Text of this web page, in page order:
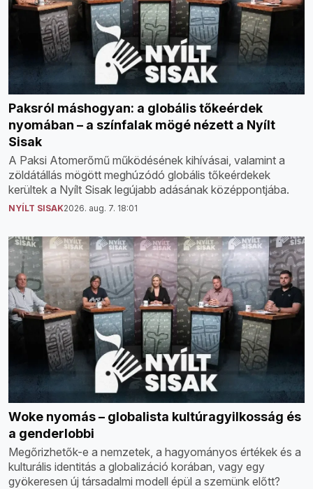
Paksról máshogyan: a globális tőkeérdek
nyomában – a színfalak mögé nézett a Nyílt
Sisak
A Paksi Atomerőmű működésének kihívásai, valamint a
zöldátállás mögött meghúzódó globális tőkeérdekek
kerültek a Nyílt Sisak legújabb adásának középpontjába.
NYÍLT SISAK2026. aug. 7. 18:01
Woke nyomás – globalista kultúragyilkosság és
a genderlobbi
Megőrizhetők-e a nemzetek, a hagyományos értékek és a
kulturális identitás a globalizáció korában, vagy egy
gyökeresen új társadalmi modell épül a szemünk előtt?